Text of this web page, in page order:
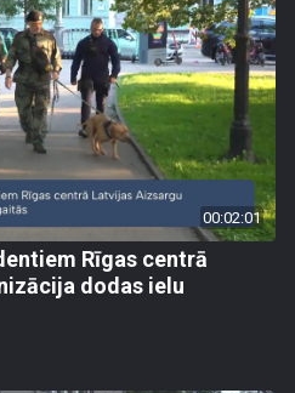
00:02:01
Rīgas centrā
dodas ielu